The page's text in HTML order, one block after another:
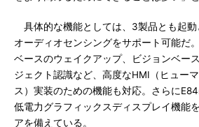
具体的な機能としては、3製品とも起動
オーディオセンシングをサポート可能だ
ベースのウェイクアップ、ビジョンベー
ジェクト認識など、高度なHMI（ヒュー
ス）実装のための機能も対応。さらに
低電力グラフィックスディスプレイ機能
アを備えている。